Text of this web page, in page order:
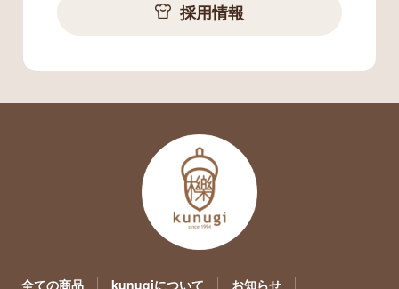
採用情報
全ての商品 kunugiについて お知らせ